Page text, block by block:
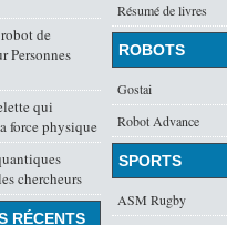
Résumé de livres
ROBOTS
Gostai
Robot Advance
SPORTS
ASM Rugby
de
Personnes
qui
force physique
chercheurs
RÉCENTS